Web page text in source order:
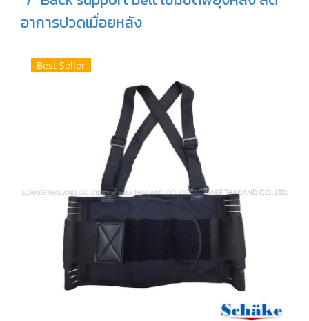
อาการปวดเมื่อยหลัง
Best Seller